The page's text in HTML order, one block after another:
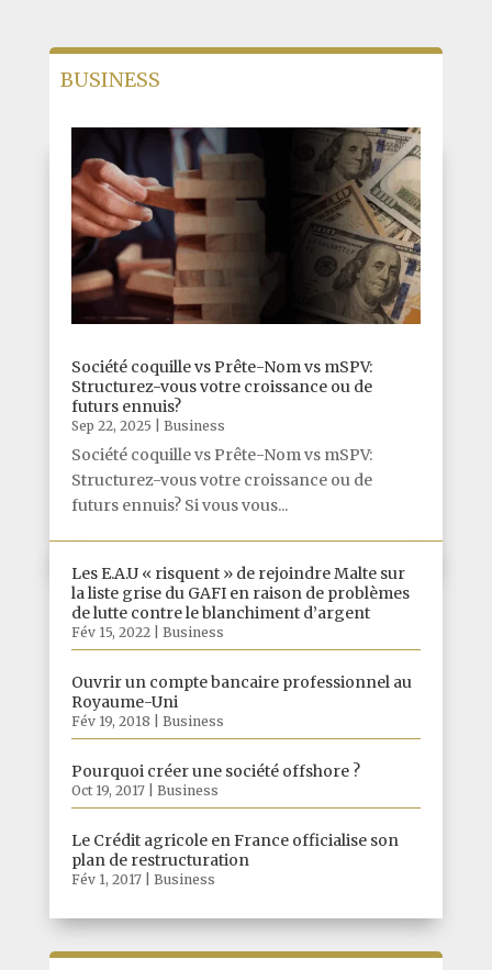
BUSINESS
Société coquille vs Prête-Nom vs mSPV:
Structurez-vous votre croissance ou de
futurs ennuis?
Sep 22, 2025 Business
Société coquille vs Prête-Nom vs mSPV:
Structurez-vous votre croissance ou de
futurs ennuis? Si vous vous...
Les E.A.U « risquent » de rejoindre Malte sur
la liste grise du GAFI en raison de problèmes
de lutte contre le blanchiment d’argent
Fév 15, 2022| Business
Ouvrir un compte bancaire professionnel au
Royaume-Uni
Fév 19, 2018 Business
Pourquoi créer une société offshore ?
Oct 19, 2017| Business
Le Crédit agricole en France officialise son
plan de restructuration
Fév 1, 2017| Business